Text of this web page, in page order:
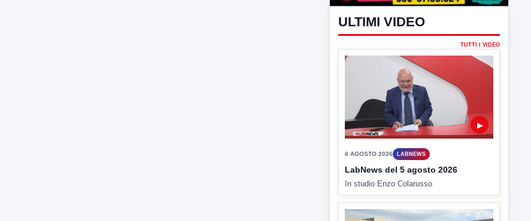
ULTIMI VIDEO
TUTTI I VIDEO
▶
6 AGOSTO 2026 LABNEWS
LabNews del 5 agosto 2026
In studio Enzo Colarusso